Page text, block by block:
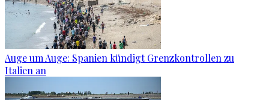
Auge um Auge: Spanien kündigt Grenzkontrollen zu
Italien an